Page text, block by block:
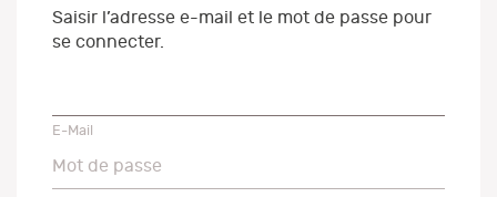
Saisir l’adresse e-mail et le mot de passe pour
se connecter.
E-Mail
Mot de passe
Mot de passe